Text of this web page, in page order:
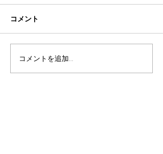
第19回ふくふく市レポー
ト(2026/ 1/10)
コメント
コメントを追加…